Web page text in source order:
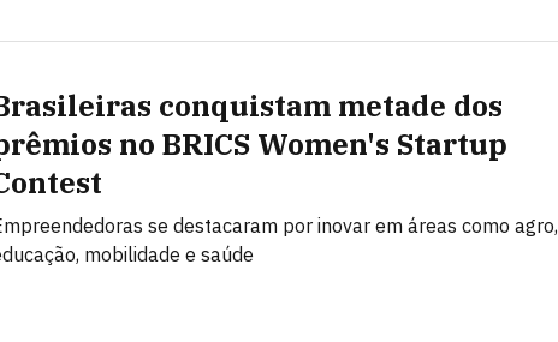
conquistam metade dos
no BRICS Women's Startup
se destacaram por inovar em áreas como agro,
mobilidade e saúde